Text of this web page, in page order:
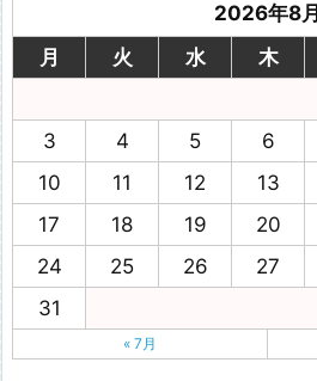
2026年8月
月
火 水 木
3
4 5 6
10
11 12 13
17
18 19 20
24
25 26 27
31
« 7月